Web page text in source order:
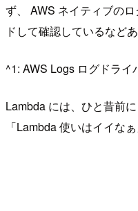
ず、 AWS ネイティブの
ドして確認しているなど
^1: AWS Logs ログドライ
Lambda には、ひと昔前に
「Lambda 使いはイイな